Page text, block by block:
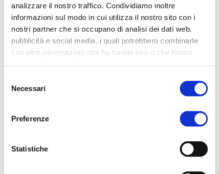
analizzare il nostro traffico. Condividiamo inoltre
informazioni sul modo in cui utilizza il nostro sito con i
nostri partner che si occupano di analisi dei dati web,
pubblicità e social media, i quali potrebbero combinarle
con altre informazioni che ha fornito loro o che hanno
delNecessari
Preferenze
Statistiche